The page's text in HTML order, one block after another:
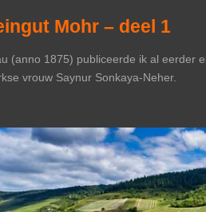
Mohr – deel 1
(anno 1875) publiceerde ik al eerder
vrouw Saynur Sonkaya-Neher.